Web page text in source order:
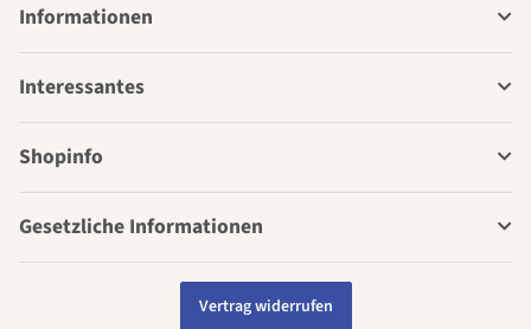
Informationen
Interessantes
Shopinfo
Gesetzliche Informationen
Vertrag widerrufen